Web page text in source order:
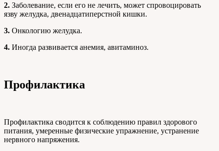
2. Заболевание, если его не лечить, может спровоцировать
язву желудка, двенадцатиперстной кишки.
3. Онкологию желудка.
4. Иногда развивается анемия, авитаминоз.
Профилактика
Профилактика сводится к соблюдению правил здорового
питания, умеренные физические упражнение, устранение
нервного напряжения.